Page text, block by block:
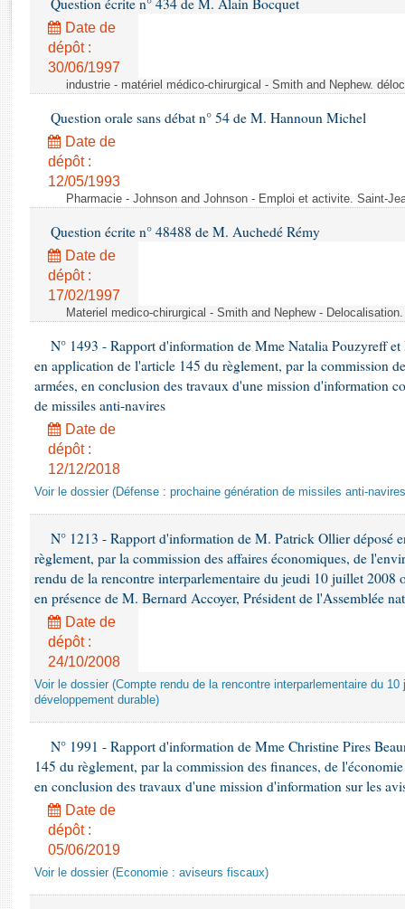
Rapports d'enquête
Rapports législatifs
Rapports sur l'application des lois
Baromètre de l’application des lois
Dossiers législatifs
Budget et sécurité sociale
Questions écrites et orales
Comptes rendus des débats
Question écrite n° 434 de M. Alain Bocquet
Date de
dépôt :
30/06/1997
industrie - matériel médico-chirurgical - Smith and Nephew.
Question orale sans débat n° 54 de M. Hannoun Michel
Date de
dépôt :
12/05/1993
Pharmacie - Johnson and Johnson - Emploi et activite. Saint-
Question écrite n° 48488 de M. Auchedé Rémy
Date de
dépôt :
17/02/1997
Materiel medico-chirurgical - Smith and Nephew -
N° 1493 - Rapport d'information de Mme Natalia Pouzyreff
en application de l'article 145 du règlement, par la commission
armées, en conclusion des travaux d'une mission d'information
de missiles anti-navires
Date de
dépôt :
12/12/2018
Voir le dossier (Défense : prochaine génération de missiles anti-
N° 1213 - Rapport d'information de M. Patrick Ollier déposé
règlement, par la commission des affaires économiques, de
rendu de la rencontre interparlementaire du jeudi 10 juillet 2008
en présence de M. Bernard Accoyer, Président de l'Assemblée
Date de
dépôt :
24/10/2008
Voir le dossier (Compte rendu de la rencontre interparlementaire du
développement durable)
N° 1991 - Rapport d'information de Mme Christine Pires
145 du règlement, par la commission des finances, de
en conclusion des travaux d'une mission d'information sur les
Date de
dépôt :
05/06/2019
Voir le dossier (Economie : aviseurs fiscaux)